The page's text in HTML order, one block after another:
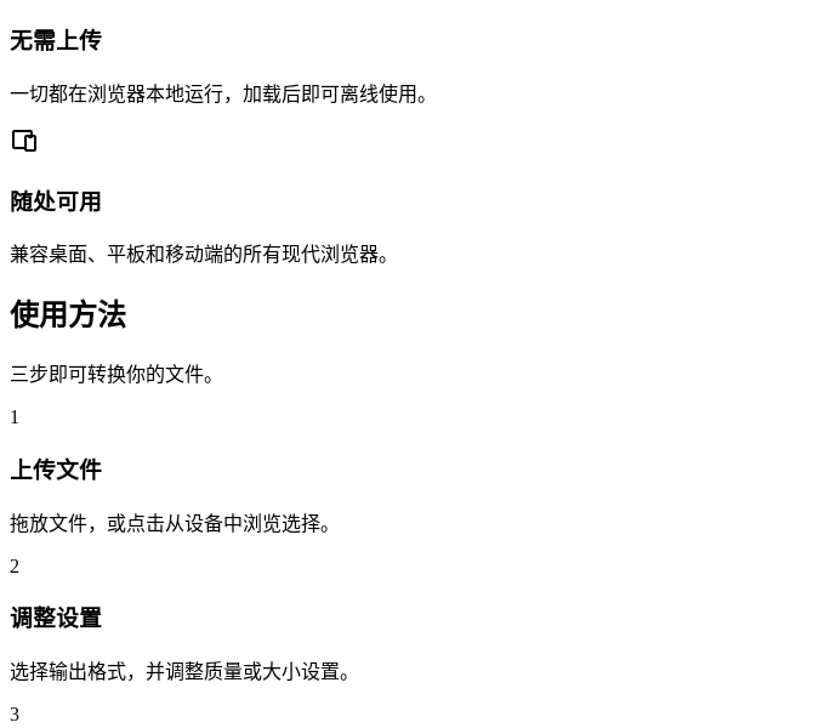
无需上传
一切都在浏览器本地运行，加载后即可离线使用。
随处可用
兼容桌面、平板和移动端的所有现代浏览器。
使用方法
三步即可转换你的文件。
1
上传文件
拖放文件，或点击从设备中浏览选择。
2
调整设置
选择输出格式，并调整质量或大小设置。
3